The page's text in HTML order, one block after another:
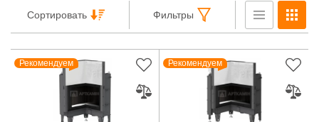
Сортировать Фильтры
Рекомендуем Рекомендуем